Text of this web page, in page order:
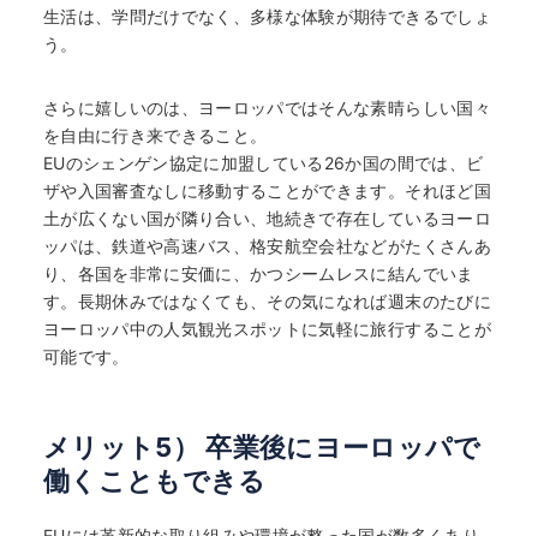
生活は、学問だけでなく、多様な体験が期待できるでしょ
う。
さらに嬉しいのは、ヨーロッパではそんな素晴らしい国々
を自由に行き来できること。
EUのシェンゲン協定に加盟している26か国の間では、ビ
ザや入国審査なしに移動することができます。それほど国
土が広くない国が隣り合い、地続きで存在しているヨーロ
ッパは、鉄道や高速バス、格安航空会社などがたくさんあ
り、各国を非常に安価に、かつシームレスに結んでいま
す。長期休みではなくても、その気になれば週末のたびに
ヨーロッパ中の人気観光スポットに気軽に旅行することが
可能です。
メリット5） 卒業後にヨーロッパで
働くこともできる